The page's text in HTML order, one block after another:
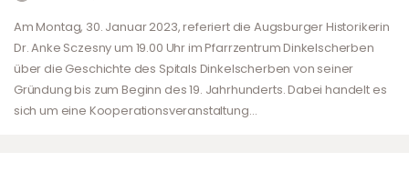
Am Montag, 30. Januar 2023, referiert die Augsburger Historikerin
Dr. Anke Sczesny um 19.00 Uhr im Pfarrzentrum Dinkelscherben
über die Geschichte des Spitals Dinkelscherben von seiner
Gründung bis zum Beginn des 19. Jahrhunderts. Dabei handelt es
sich um eine Kooperationsveranstaltung…